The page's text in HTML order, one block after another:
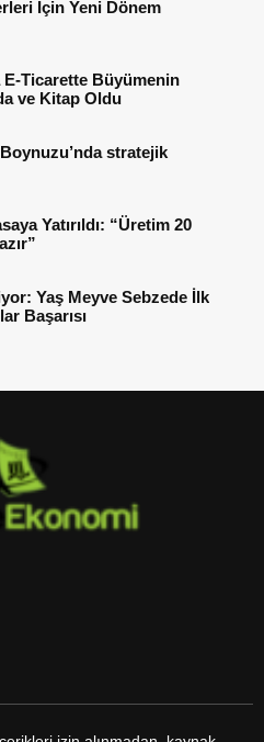
İçin Yeni Dönem
E-Ticarette Büyümenin
ve Kitap Oldu
stratejik
Yatırıldı: “Üretim 20
Yaş Meyve Sebzede İlk
Başarısı